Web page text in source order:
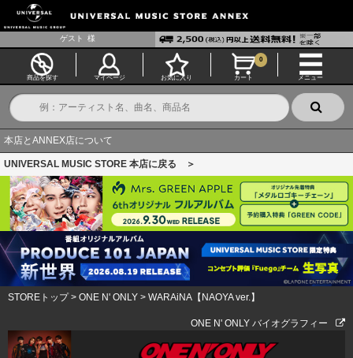
ゲスト 様
商品を探す マイページ お気に入り カート
0
メニュー
本店とANNEX店について
UNIVERSAL MUSIC STORE 本店に戻る ＞
STOREトップ> ONE N' ONLY > WARAiNA【NAOYA ver.】
ONE N' ONLY バイオグラフィー